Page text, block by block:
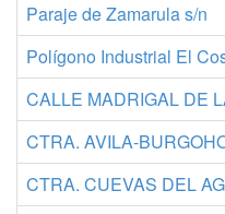
Paraje de Zamarula s/n
Polígono Industrial El
CALLE MADRIGAL DE
CTRA. AVILA-
CTRA. CUEVAS DEL